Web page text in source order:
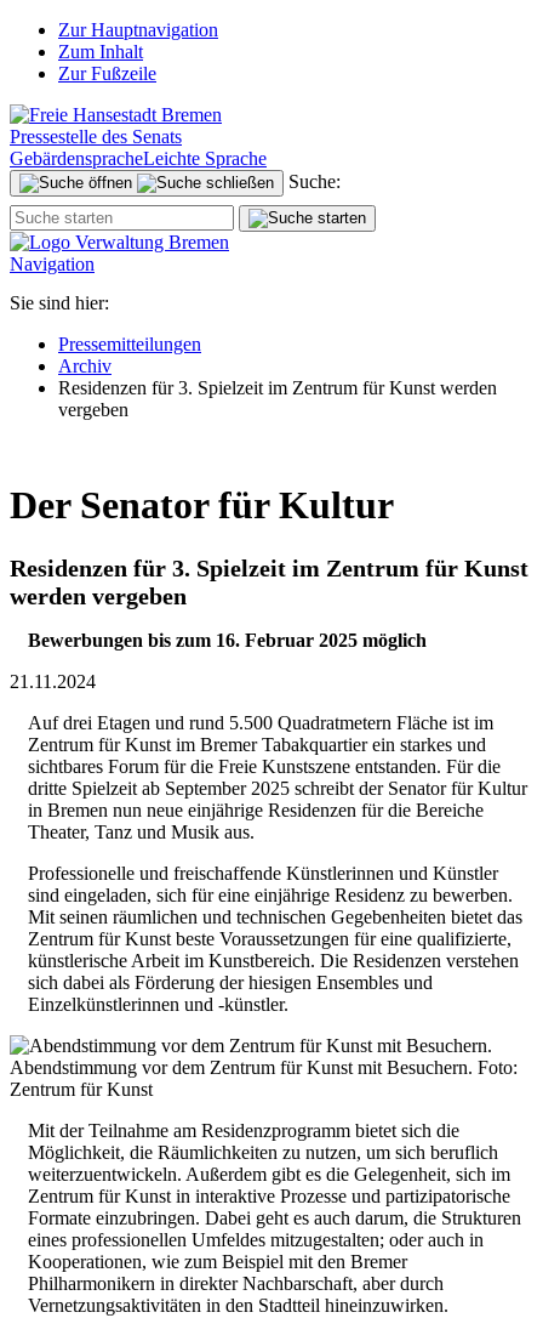
Zur Hauptnavigation
Zum Inhalt
Zur Fußzeile
Pressestelle des Senats
GebärdenspracheLeichte Sprache
Suche:
Navigation
Sie sind hier:
Pressemitteilungen
Archiv
Residenzen für 3. Spielzeit im Zentrum für Kunst werden
vergeben
Der Senator für Kultur
Residenzen für 3. Spielzeit im Zentrum für Kunst
werden vergeben
Bewerbungen bis zum 16. Februar 2025 möglich
21.11.2024
Auf drei Etagen und rund 5.500 Quadratmetern Fläche ist im
Zentrum für Kunst im Bremer Tabakquartier ein starkes und
sichtbares Forum für die Freie Kunstszene entstanden. Für die
dritte Spielzeit ab September 2025 schreibt der Senator für Kultur
in Bremen nun neue einjährige Residenzen für die Bereiche
Theater, Tanz und Musik aus.
Professionelle und freischaffende Künstlerinnen und Künstler
sind eingeladen, sich für eine einjährige Residenz zu bewerben.
Mit seinen räumlichen und technischen Gegebenheiten bietet das
Zentrum für Kunst beste Voraussetzungen für eine qualifizierte,
künstlerische Arbeit im Kunstbereich. Die Residenzen verstehen
sich dabei als Förderung der hiesigen Ensembles und
Einzelkünstlerinnen und -künstler.
Abendstimmung vor dem Zentrum für Kunst mit Besuchern. Foto:
Zentrum für Kunst
Mit der Teilnahme am Residenzprogramm bietet sich die
Möglichkeit, die Räumlichkeiten zu nutzen, um sich beruflich
weiterzuentwickeln. Außerdem gibt es die Gelegenheit, sich im
Zentrum für Kunst in interaktive Prozesse und partizipatorische
Formate einzubringen. Dabei geht es auch darum, die Strukturen
eines professionellen Umfeldes mitzugestalten; oder auch in
Kooperationen, wie zum Beispiel mit den Bremer
Philharmonikern in direkter Nachbarschaft, aber durch
Vernetzungsaktivitäten in den Stadtteil hineinzuwirken.